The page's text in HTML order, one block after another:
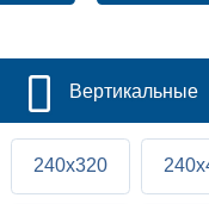
Вертикальные
240x320